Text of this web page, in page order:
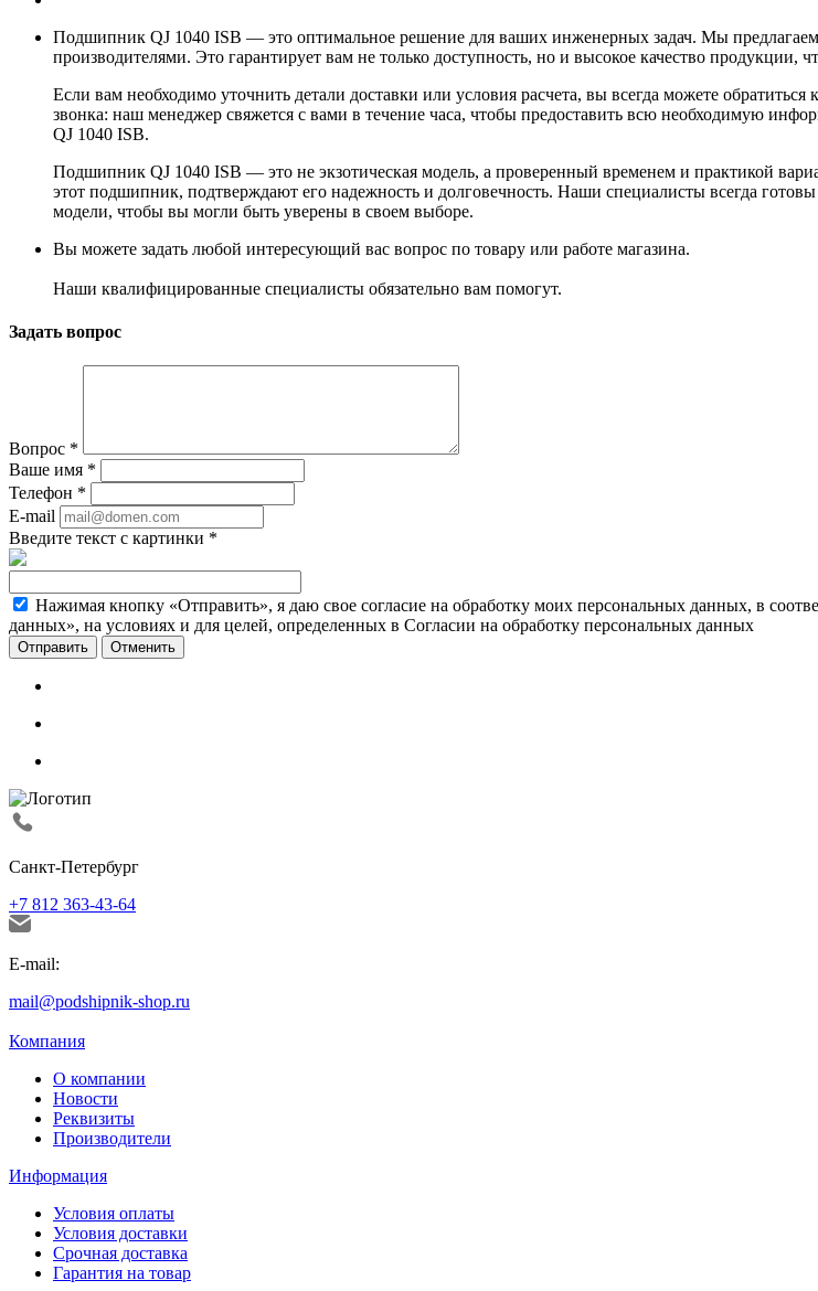
Подшипник QJ 1040 ISB — это оптимальное решение для ваших инженерных задач. Мы
производителями. Это гарантирует вам не только доступность, но и высокое качество
Если вам необходимо уточнить детали доставки или условия расчета, вы всегда можете
звонка: наш менеджер свяжется с вами в течение часа, чтобы предоставить всю необходимую
QJ 1040 ISB.
Подшипник QJ 1040 ISB — это не экзотическая модель, а проверенный временем и практикой
этот подшипник, подтверждают его надежность и долговечность. Наши специалисты всегда
модели, чтобы вы могли быть уверены в своем выборе.
Вы можете задать любой интересующий вас вопрос по товару или работе магазина.
Наши квалифицированные специалисты обязательно вам помогут.
Задать вопрос
Вопрос *
Ваше имя *
Телефон *
E-mail
Введите текст с картинки *
Нажимая кнопку «Отправить», я даю свое согласие на обработку моих персональных данных, в
данных», на условиях и для целей, определенных в Согласии на обработку персональных данных
Отменить
Санкт-Петербург
+7 812 363-43-64
E-mail:
mail@podshipnik-shop.ru
Компания
О компании
Новости
Реквизиты
Производители
Информация
Условия оплаты
Условия доставки
Срочная доставка
Гарантия на товар